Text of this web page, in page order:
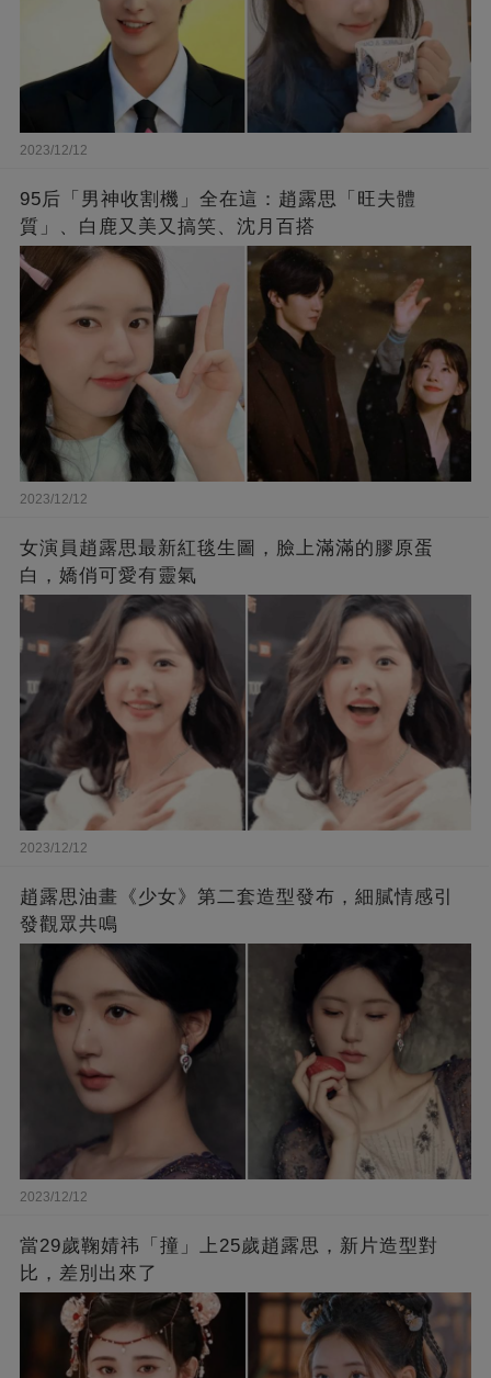
2023/12/12
95后「男神收割機」全在這：趙露思「旺夫體
質」、白鹿又美又搞笑、沈月百搭
2023/12/12
女演員趙露思最新紅毯生圖，臉上滿滿的膠原蛋
白，嬌俏可愛有靈氣
2023/12/12
趙露思油畫《少女》第二套造型發布，細膩情感引
發觀眾共鳴
2023/12/12
當29歲鞠婧祎「撞」上25歲趙露思，新片造型對
比，差別出來了